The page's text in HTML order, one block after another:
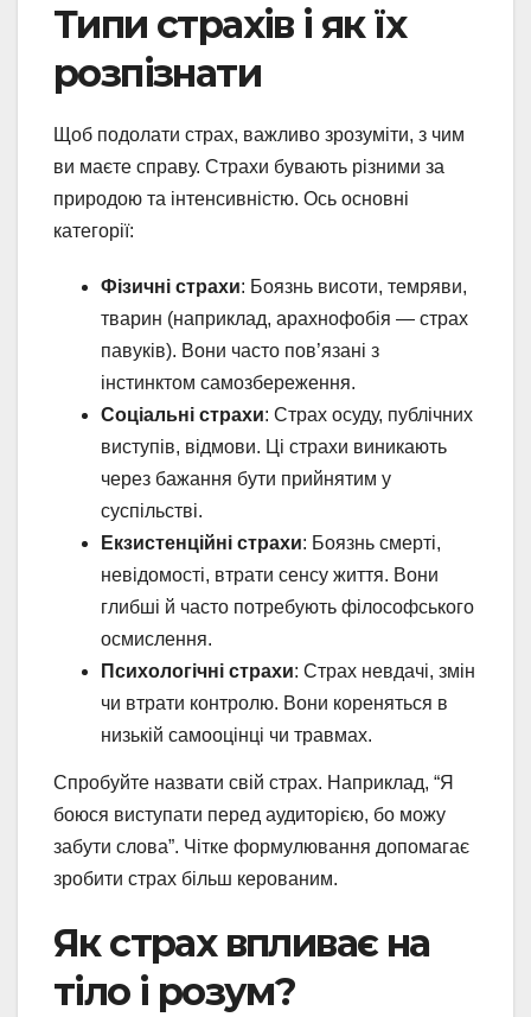
Типи страхів і як їх
розпізнати
Щоб подолати страх, важливо зрозуміти, з чим
ви маєте справу. Страхи бувають різними за
природою та інтенсивністю. Ось основні
категорії:
Фізичні страхи: Боязнь висоти, темряви,
тварин (наприклад, арахнофобія — страх
павуків). Вони часто пов’язані з
інстинктом самозбереження.
Соціальні страхи: Страх осуду, публічних
виступів, відмови. Ці страхи виникають
через бажання бути прийнятим у
суспільстві.
Екзистенційні страхи: Боязнь смерті,
невідомості, втрати сенсу життя. Вони
глибші й часто потребують філософського
осмислення.
Психологічні страхи: Страх невдачі, змін
чи втрати контролю. Вони кореняться в
низькій самооцінці чи травмах.
Спробуйте назвати свій страх. Наприклад, “Я
боюся виступати перед аудиторією, бо можу
забути слова”. Чітке формулювання допомагає
зробити страх більш керованим.
Як страх впливає на
тіло і розум?